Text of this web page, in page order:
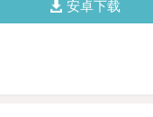
安卓下载